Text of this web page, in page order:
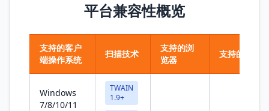
平台兼容性概览
支持的客户
端操作系统
扫描技术
支持的浏
览器
支持的框架
Windows
7/8/10/11
TWAIN
1.9+